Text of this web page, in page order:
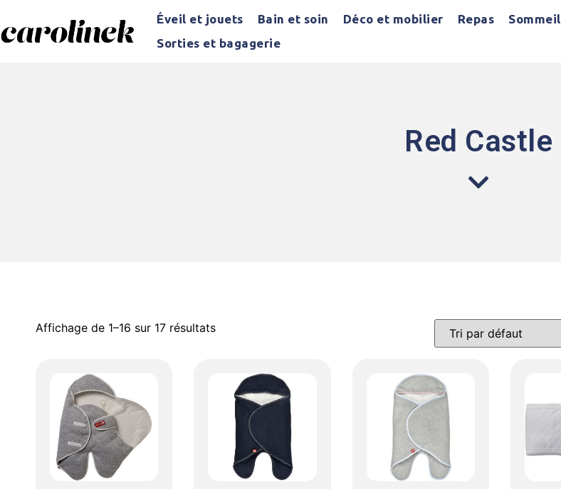
Éveil et jouets Bain et soin Déco et mobilier Repas
Sommeil
Sorties et bagagerie
Red Castle
Affichage de 1–16 sur 17 résultats